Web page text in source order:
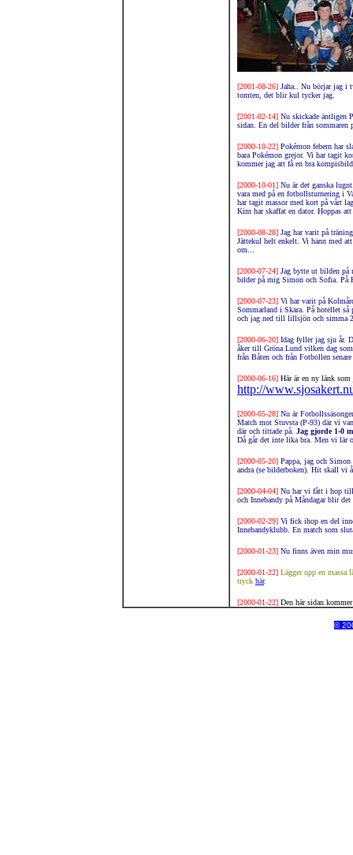
[2001-08-26] Jaha.. Nu börjar jag i
tomten, det blir kul tycker jag.
[2001-02-14] Nu skickade äntligen
sidan. En del bilder från
[2000-10-22] Pokémon febern har
bara Pokémon grejor. Vi har tagit
kommer jag att få en bra
[2000-10-01] Nu är det ganska
vara med på en fotbollsturnering i
har tagit massor med kort på vårt
Kim har skaffat en dator. Hoppas
[2000-08-28] Jag har varit på
Jättekul helt enkelt. Vi hann med
om...
[2000-07-24] Jag bytte ut bilden på
bilder på mig Simon och Sofia. På
[2000-07-23] Vi har varit på
Sommarland i Skara. På hotellet
och jag ned till lillsjön och simma
[2000-06-20] Idag fyller jag sju år.
åker till Gröna Lund vilken dag
från Båten och från Fotbollen
[2000-06-16] Här är en ny länk
http://
[2000-05-28] Nu är
Match mot Stuvsta (P-93) där vi
där och tittade på. Jag gjorde 1-0
Då går det inte lika bra. Men vi lär
[2000-05-20] Pappa, jag och
andra (se bilderboken). Hit skall vi
[2000-04-04] Nu har vi fått i hop
och Innebandy på Måndagar blir
[2000-02-29] Vi fick ihop en del
Innebandyklubb. En match som
[2000-01-23] Nu finns även min
[2000-01-22] Lägger upp en
tryck här.
[2000-01-22] Den här sidan
©